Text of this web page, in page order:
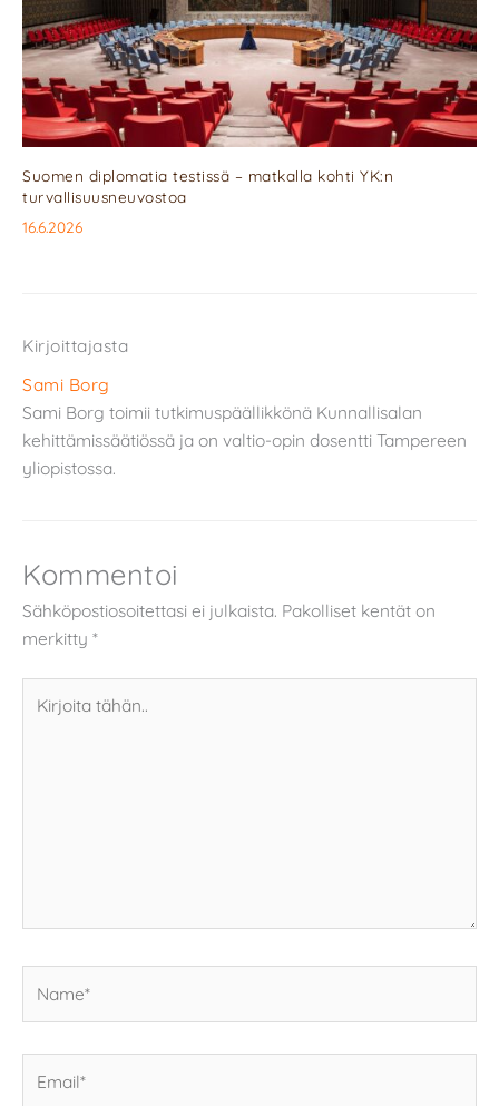
Suomen diplomatia testissä – matkalla kohti YK:n
turvallisuusneuvostoa
16.6.2026
Kirjoittajasta
Sami Borg
Sami Borg toimii tutkimuspäällikkönä Kunnallisalan
kehittämissäätiössä ja on valtio-opin dosentti Tampereen
yliopistossa.
Kommentoi
Sähköpostiosoitettasi ei julkaista. Pakolliset kentät on
merkitty *
tähän..